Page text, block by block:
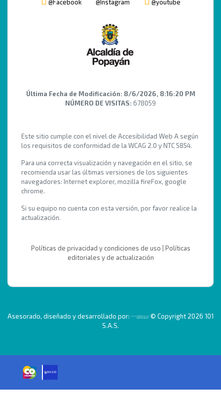
@Facebook @Instagram @youtube
Última Fecha de Modificación: 8/6/2026, 8:16:20 PM
NÚMERO DE VISITAS: 678059
Este sitio cumple con el nivel de Accesibilidad Web A según
los requisitos de conformidad de la WCAG 2.0 y NTC 5854.
Para una correcta visualización y navegación en el sitio, se
recomienda usar las últimas versiones de los siguientes
navegadores: Internet explorer, mozilla fireFox, google
chrome.
Si su equipo no cuenta con esta versión, por favor realice la
actualización.
Políticas de privacidad y condiciones de uso
Políticas
editoriales y de actualización
Asesorado, diseñado y desarrollado por:
© Copyright 2026 101
S.A.S.